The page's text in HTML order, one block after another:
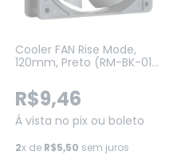
Cooler FAN Rise Mode,
120mm, Preto (RM-BK-01-
R$9,46
Á vista no pix ou boleto
2x de R$5,50 sem juros